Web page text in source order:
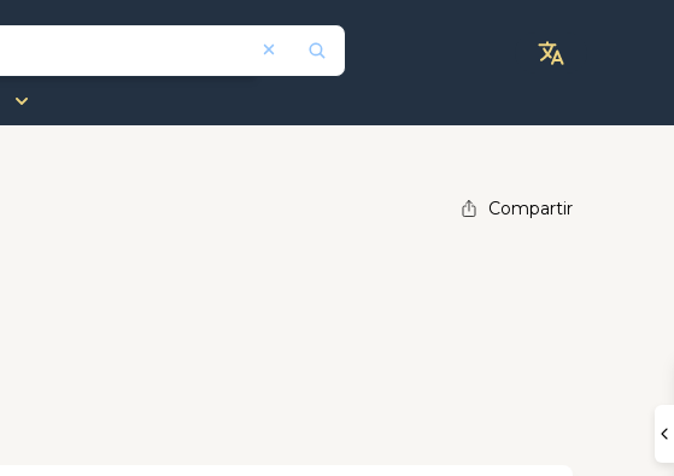
Compartir